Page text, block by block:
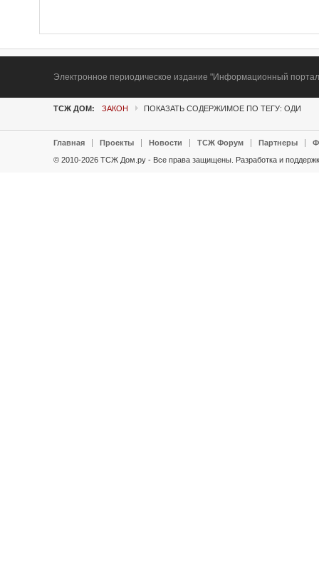
Электронное периодическое издание "Информационный
ТСЖ ДОМ: ЗАКОН ПОКАЗАТЬ СОДЕРЖИМОЕ ПО ТЕГУ: ОДИ
Главная Проекты Новости ТСЖ Форум Партнеры
© 2010-2026 ТСЖ Дом.ру - Все права защищены. Разработка и